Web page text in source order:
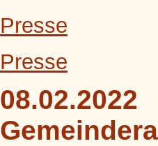
Presse
Presse
08.02.2022